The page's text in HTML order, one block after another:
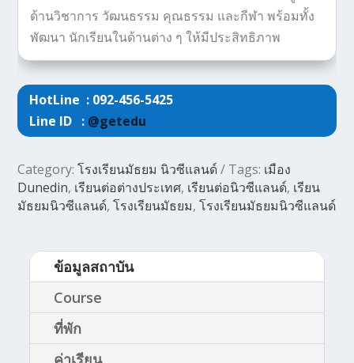
ด้านวิชาการ วัฒนธรรม คุณธรรม และกีฬา พร้อมทั้ง
พัฒนา นักเรียนในด้านต่าง ๆ ให้มีประสิทธิภาพ
HotLine : 092-456-5425
Line ID : @getedu
Category:โรงเรียนมัธยม นิวซีแลนด์ Tags: เมือง
Dunedin, เรียนต่อต่างประเทศ, เรียนต่อนิวซีแลนด์, เรียน
มัธยมนิวซีแลนด์,โรงเรียนมัธยม,โรงเรียนมัธยมนิวซีแลนด์
ข้อมูลสถาบัน
Course
ที่พัก
ค่าเรียน